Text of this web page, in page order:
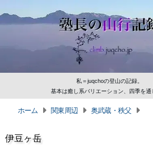
私＝juqchoの登山の記録。
基本は癒し系バリエーション、四季を通
ホーム 関東周辺 奥武蔵・秩父
伊豆ヶ岳